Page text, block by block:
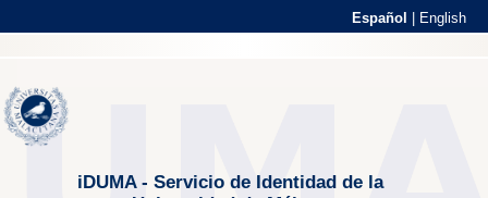
Español English
iDUMA - Servicio de Identidad de la